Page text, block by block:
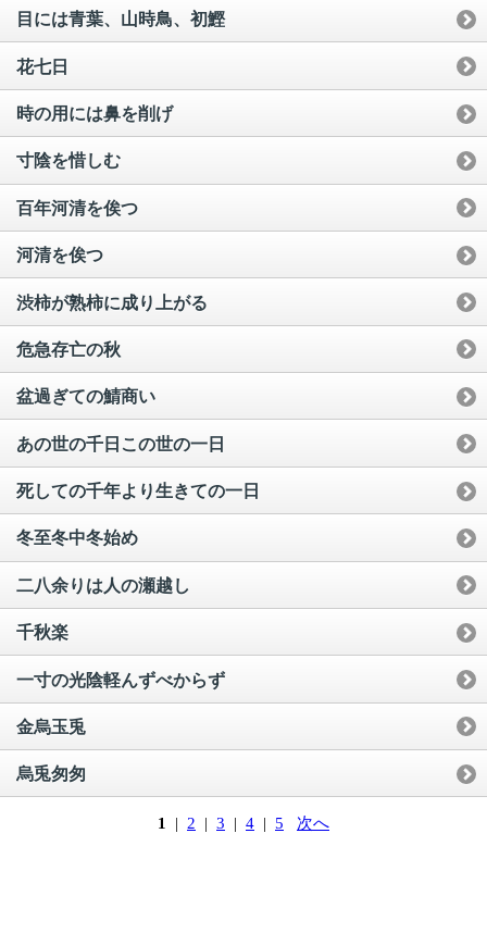
目には青葉、山時鳥、初鰹
花七日
時の用には鼻を削げ
寸陰を惜しむ
百年河清を俟つ
河清を俟つ
渋柿が熟柿に成り上がる
危急存亡の秋
盆過ぎての鯖商い
あの世の千日この世の一日
死しての千年より生きての一日
冬至冬中冬始め
二八余りは人の瀬越し
千秋楽
一寸の光陰軽んずべからず
金烏玉兎
烏兎匆匆
1 | 2 | 3 | 4 | 5 次へ